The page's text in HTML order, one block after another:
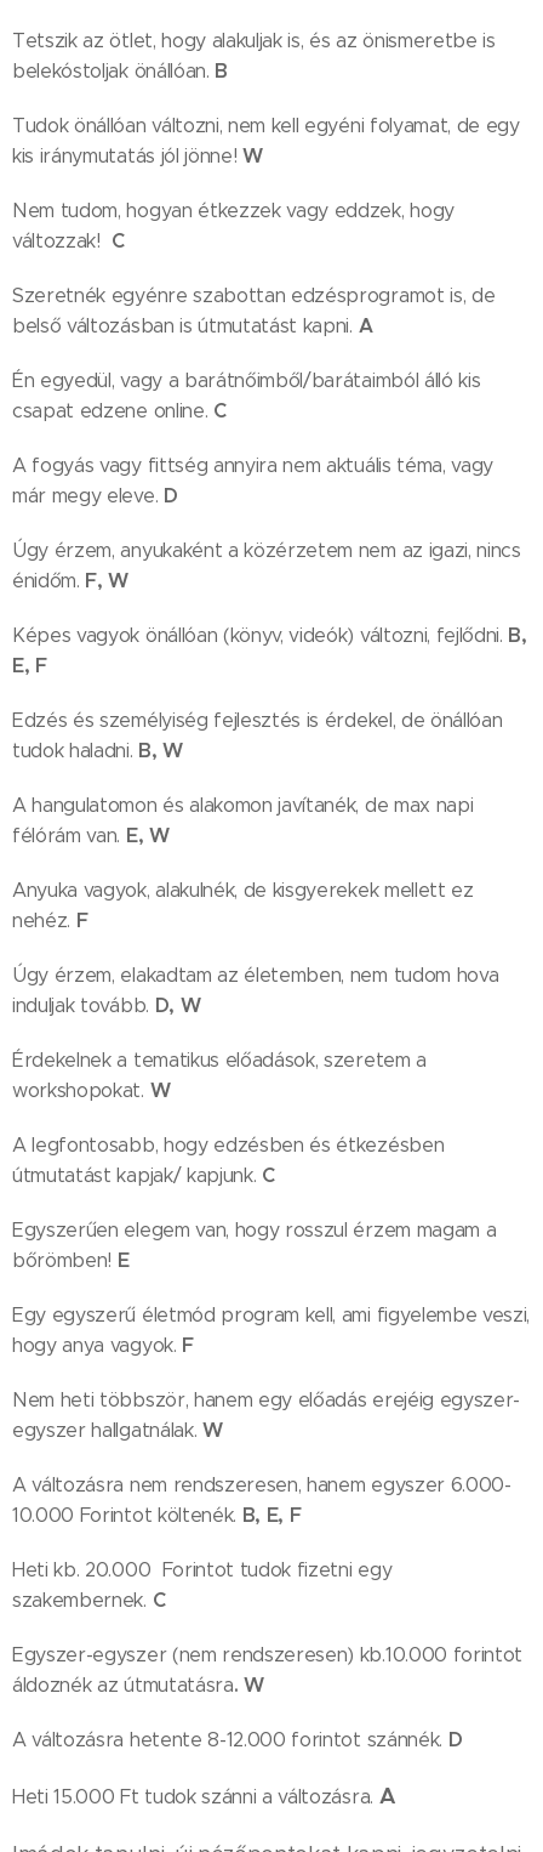
Tetszik az ötlet, hogy alakuljak is, és az önismeretbe is
belekóstoljak önállóan. B
Tudok önállóan változni, nem kell egyéni folyamat, de egy
kis iránymutatás jól jönne!W
Nem tudom, hogyan étkezzek vagy eddzek, hogy
változzak! C
Szeretnék egyénre szabottan edzésprogramot is, de
belső változásban is útmutatást kapni. A
Én egyedül, vagy a barátnőimből/barátaimból álló kis
csapat edzene online. C
A fogyás vagy fittség annyira nem aktuális téma, vagy
már megy eleve. D
Úgy érzem, anyukaként a közérzetem nem az igazi, nincs
énidőm. F, W
Képes vagyok önállóan (könyv, videók) változni, fejlődni. B,
E, F
Edzés és személyiség fejlesztés is érdekel, de önállóan
tudok haladni. B, W
A hangulatomon és alakomon javítanék, de max napi
félórám van. E, W
Anyuka vagyok, alakulnék, de kisgyerekek mellett ez
nehéz. F
Úgy érzem, elakadtam az életemben, nem tudom hova
induljak tovább. D, W
Érdekelnek a tematikus előadások, szeretem a
workshopokat. W
A legfontosabb, hogy edzésben és étkezésben
útmutatást kapjak/ kapjunk. C
Egyszerűen elegem van, hogy rosszul érzem magam a
bőrömben! E
Egy egyszerű életmód program kell, ami figyelembe veszi,
hogy anya vagyok. F
Nem heti többször, hanem egy előadás erejéig egyszer-
egyszer hallgatnálak. W
A változásra nem rendszeresen, hanem egyszer 6.000-
10.000 Forintot költenék. B, E, F
Heti kb. 20.000 Forintot tudok fizetni egy
szakembernek. C
Egyszer-egyszer (nem rendszeresen) kb.10.000 forintot
áldoznék az útmutatásra. W
A változásra hetente 8-12.000 forintot szánnék. D
Heti 15.000 Ft tudok szánni a változásra. A